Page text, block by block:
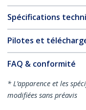
Spécifications
Pilotes et
FAQ & conformité
* L’apparence et les
modifiées sans préavis